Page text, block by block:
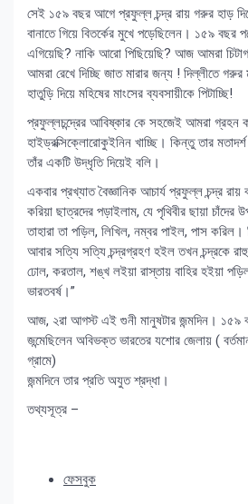
সেই ১৫৯ বছর আগে প্রফুল্ল চন্দ্র রায় গরুর হাড়
বানাতে গিয়ে বিতর্কের মুখে পড়েছিলেন। ১৫৯
এগিয়েছি? নাকি আরো পিছিয়েছি? আজ আমরা
আমরা রেখে দিচ্ছি জাত মারার জন্য ! দিল্লীতে গরুর
হাতুড়ি দিয়ে মহিষের মাংসের ব্যবসায়ীকে পিটাচ্ছি!
প্রফুল্লচন্দ্রের আবিষ্কার কে সহজেই আমরা গ্রহন
হাইড্রক্সিক্লোরোকুইনিন খাচ্ছি। কিন্তু তার
তাঁর একটি উদ্ধৃতি দিয়েই বলি।
একবার প্রখ্যাত বৈজ্ঞানিক আচার্য প্রফুল্ল চন্দ্র
করিয়া ছাত্রদের পড়াইলাম, যে পৃথিবীর ছায়া চাঁদের
তাহারা তা পড়িল, লিখিল, নম্বর পাইল, পাস
আবার সত্যি সত্যি চন্দ্রগ্রহণ হইল তখন চন্দ্রকে রাহু
ঢোল, করতাল, শঙ্খ লইয়া রাস্তায় বাহির হইয়া
ভারতবর্ষ।”
আজ, ২রা আগস্ট এই গুনী মানুষটার জন্মদিন। ১৫৯
জন্মেছিলেন অবিভক্ত ভারতের যশোর জেলায় (
গ্রামে)
জন্মদিনে তার প্রতি অযুত শ্রদ্ধা।
তথ্যসূত্র –
ফেসবুক